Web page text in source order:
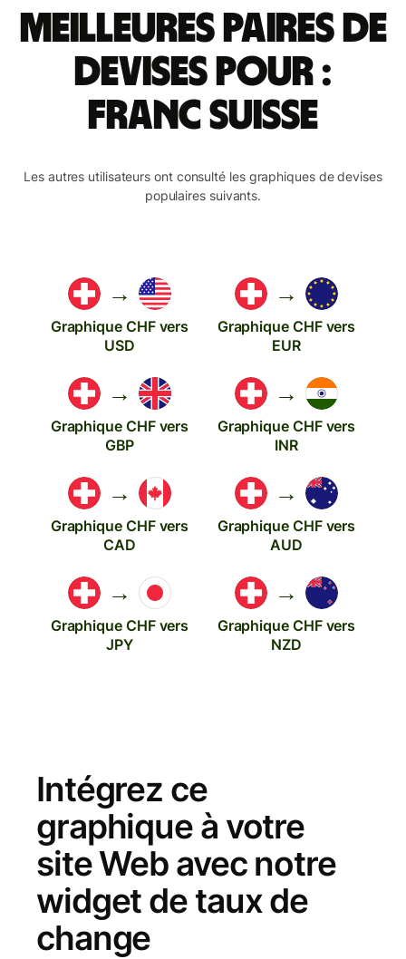
meilleures paires de
devises pour :
franc suisse
Les autres utilisateurs ont consulté les graphiques de devises
populaires suivants.
→
Graphique CHF vers
USD
→
Graphique CHF vers
EUR
→
Graphique CHF vers
GBP
→
Graphique CHF vers
INR
→
Graphique CHF vers
CAD
→
Graphique CHF vers
AUD
→
Graphique CHF vers
JPY
→
Graphique CHF vers
NZD
Intégrez ce
graphique à votre
site Web avec notre
widget de taux de
change